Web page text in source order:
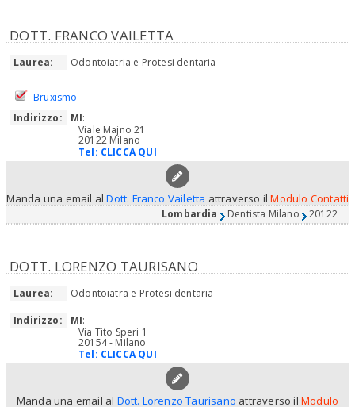
DOTT. FRANCO VAILETTA
Laurea: Odontoiatria e Protesi dentaria
Bruxismo
Indirizzo:
MI:
Viale Majno 21
20122 Milano
Tel: CLICCA QUI
Manda una email alDott. Franco Vailetta attraverso ilModulo Contatti
Lombardia Dentista Milano 20122
DOTT. LORENZO TAURISANO
Laurea:
Odontoiatra e Protesi dentaria
Indirizzo:
MI:
Via Tito Speri 1
20154 - Milano
Tel: CLICCA QUI
Manda una email al Dott. Lorenzo Taurisano attraverso ilModulo